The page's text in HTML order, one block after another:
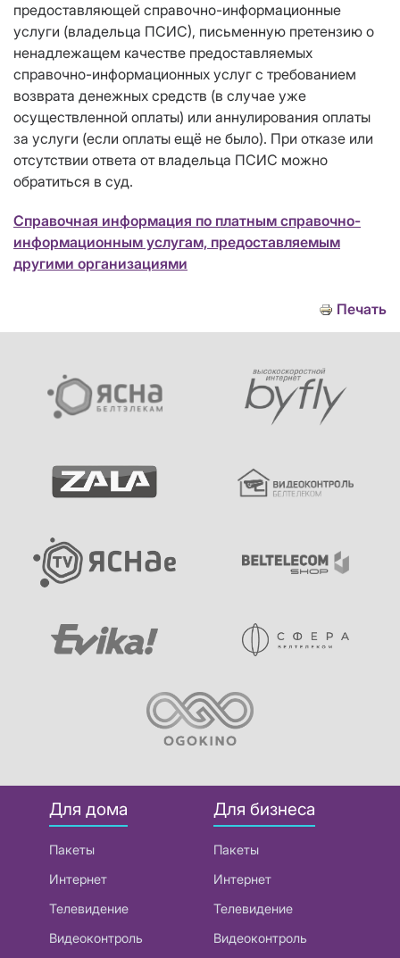
предоставляющей справочно-информационные
услуги (владельца ПСИС), письменную претензию о
ненадлежащем качестве предоставляемых
справочно-информационных услуг с требованием
возврата денежных средств (в случае уже
осуществленной оплаты) или аннулирования оплаты
за услуги (если оплаты ещё не было). При отказе или
отсутствии ответа от владельца ПСИС можно
обратиться в суд.
Справочная информация по платным справочно-
информационным услугам, предоставляемым
другими организациями
Печать
Для дома
Пакеты
Интернет
Телевидение
Видеоконтроль
Для бизнеса
Пакеты
Интернет
Телевидение
Видеоконтроль